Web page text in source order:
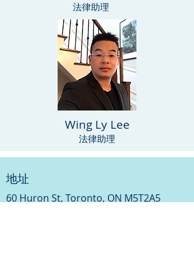
法律助理
Wing Ly Lee
法律助理
地址
60 Huron St, Toronto, ON M5T2A5